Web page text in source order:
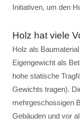
Initiativen, um den
Holz hat viele
Holz als
Eigengewicht als
hohe statische
Gewichts tragen).
mehrgeschossigen
Gebäuden und vor